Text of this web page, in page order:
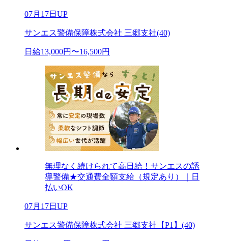
07月17日UP
サンエス警備保障株式会社 三郷支社(40)
日給13,000円〜16,500円
無理なく続けられて高日給！サンエスの誘
導警備★交通費全額支給（規定あり）｜日
払いOK
07月17日UP
サンエス警備保障株式会社 三郷支社【P1】(40)